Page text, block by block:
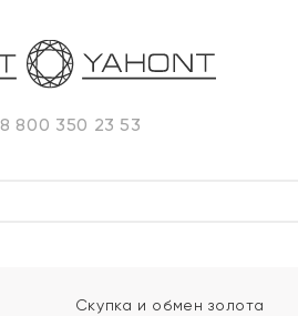
8 800 350 23 53
Скупка и обмен золота